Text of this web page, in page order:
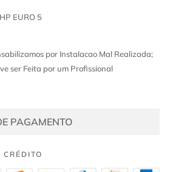
EURO 5
por Instalacao Mal Realizada;
ser Feita por um Profissional
PAGAMENTO
CRÉDITO